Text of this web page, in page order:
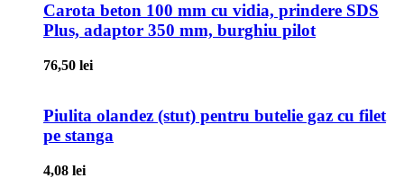
Carota beton 100 mm cu vidia, prindere SDS
Plus, adaptor 350 mm, burghiu pilot
76,50 lei
Piulita olandez (stut) pentru butelie gaz cu filet
pe stanga
4,08 lei